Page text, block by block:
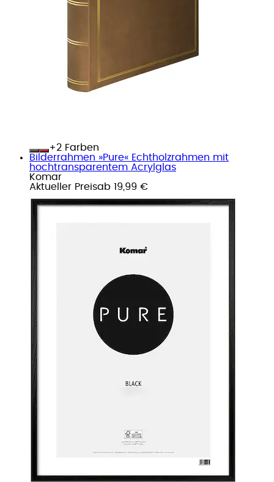
+
Farben
Bilderrahmen »Pure« Echtholzrahmen mit
hochtransparentem Acrylglas
Komar
Aktueller Preisab 19,99 €